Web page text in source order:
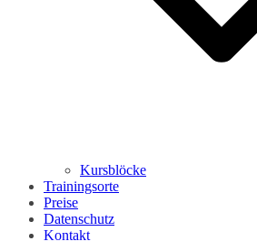
Kursblöcke
Trainingsorte
Preise
Datenschutz
Kontakt